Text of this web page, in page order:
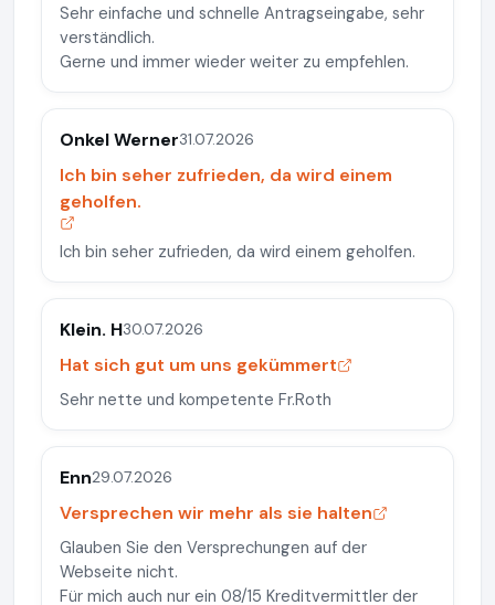
Sehr einfache und schnelle Antragseingabe, sehr
verständlich.
Gerne und immer wieder weiter zu empfehlen.
Onkel Werner31.07.2026
Ich bin seher zufrieden, da wird einem
geholfen.
Ich bin seher zufrieden, da wird einem geholfen.
Klein. H30.07.2026
Hat sich gut um uns gekümmert
Sehr nette und kompetente Fr.Roth
Enn29.07.2026
Versprechen wir mehr als sie halten
Glauben Sie den Versprechungen auf der
Webseite nicht.
Für mich auch nur ein 08/15 Kreditvermittler der